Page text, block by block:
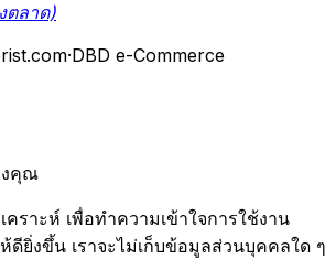
ตลาด)
·DBD e-Commerce
งคุณ
คราะห์ เพื่อทำความเข้าใจการใช้งาน
ดียิ่งขึ้น เราจะไม่เก็บข้อมูลส่วนบุคคลใด ๆ